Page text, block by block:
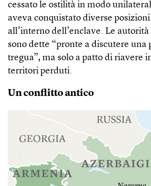
cessato le ostilità in modo
aveva conquistato diverse
all’interno dell’enclave. Le autorità
sono dette “pronte a discutere una
tregua”, ma solo a patto di riavere
territori perduti.
Un conflitto antico